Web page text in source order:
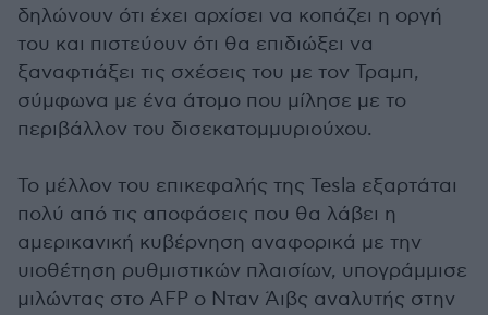
δηλώνουν ότι έχει αρχίσει να κοπάζει η οργή
του και πιστεύουν ότι θα επιδιώξει να
ξαναφτιάξει τις σχέσεις του με τον Τραμπ,
σύμφωνα με ένα άτομο που μίλησε με το
περιβάλλον του δισεκατομμυριούχου.
Το μέλλον του επικεφαλής της Tesla εξαρτάται
πολύ από τις αποφάσεις που θα λάβει η
αμερικανική κυβέρνηση αναφορικά με την
υιοθέτηση ρυθμιστικών πλαισίων, υπογράμμισε
μιλώντας στο AFP ο Νταν Άιβς αναλυτής στην